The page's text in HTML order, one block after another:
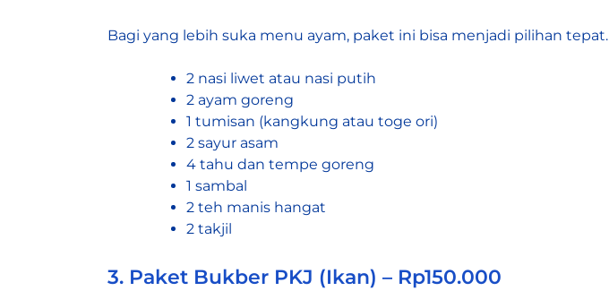
Bagi yang lebih suka menu ayam, paket ini bisa menjadi pilihan tepat.
2 nasi liwet atau nasi putih
2 ayam goreng
1 tumisan (kangkung atau toge ori)
2 sayur asam
4 tahu dan tempe goreng
1 sambal
2 teh manis hangat
2 takjil
3. Paket Bukber PKJ (Ikan) – Rp150.000